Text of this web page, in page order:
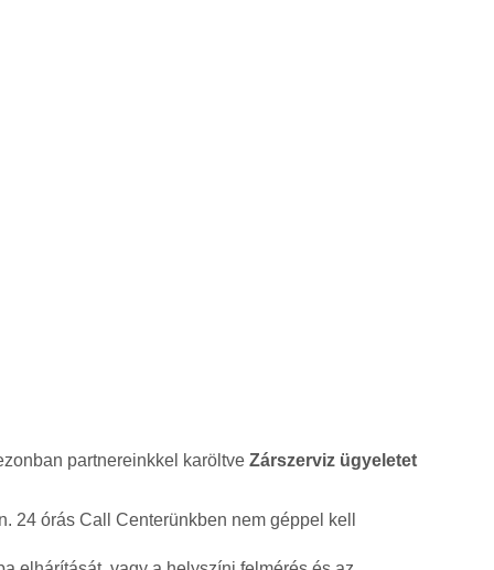
partnereinkkel karöltveZárszerviz ügyeletet
24 órás Call Centerünkben nem géppel kell